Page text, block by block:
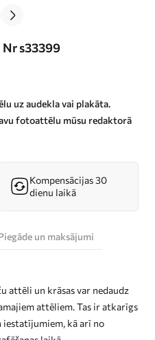
Nr s33399
uz audekla vai plakāta.
fotoattēlu mūsu redaktorā
Kompensācijas 30
dienu laikā
un maksājumi
attēli un krāsas var nedaudz
attēliem. Tas ir atkarīgs
kā arī no